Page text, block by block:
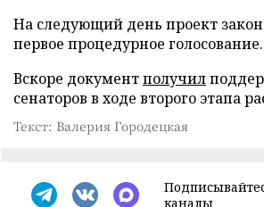
На следующий день проект
первое процедурное голосование.
Вскоре документполучил
сенаторов в ходе второго этапа
Текст: Валерия Городецкая
каналы